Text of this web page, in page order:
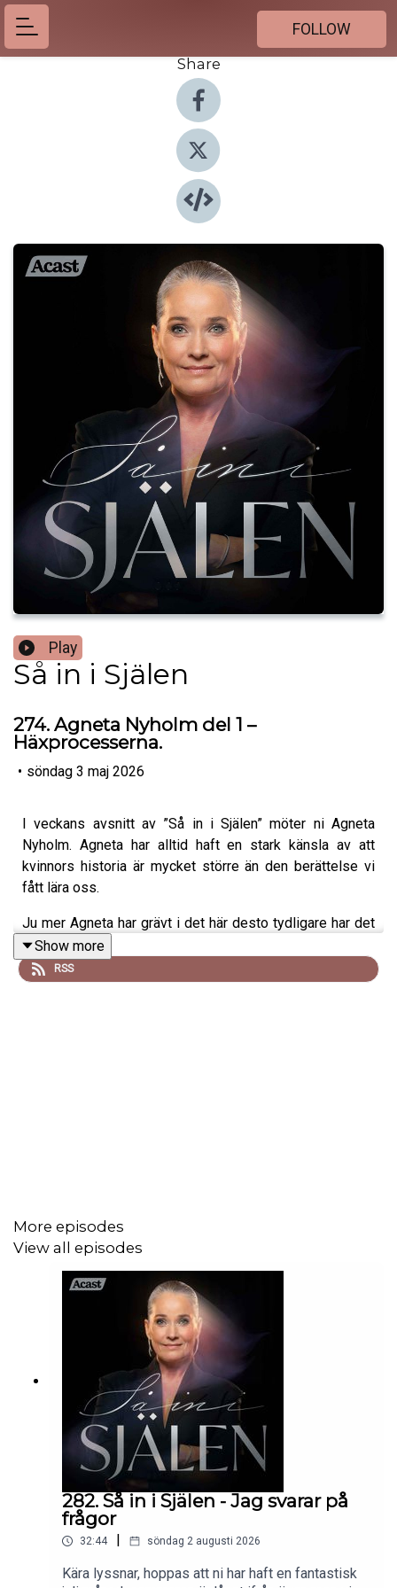
FOLLOW
Share
Play
Så in i Själen
274. Agneta Nyholm del 1 –
Häxprocesserna.
• söndag 3 maj 2026
I veckans avsnitt av ”Så in i Själen” möter ni Agneta
Nyholm. Agneta har alltid haft en stark känsla av att
kvinnors historia är mycket större än den berättelse vi
fått lära oss.
Ju mer Agneta har grävt i det här desto tydligare har det
blivit för henne att det finns ett mönster: en kultur och en
världsbild där det feminina haft en central roll, men där
minnet av detta brutits sönder genom religionsskiftet
drivs av ett citat ”den som inte kan sin historia är dömd
att upprepa den”… Varmt välkomna till ”Så in i Själen”
info@sofiainstitutet.se-www.sofiainstitutet.se
Få reklamfria avsnitt tidigare på Supercast:
https://sainisjalen.supercast.com
Producerat av Silverdrake Förlag
www.silverdrakeforlag.se
Show more
RSS
More episodes
View all episodes
282. Så in i Själen - Jag svarar på
frågor
32:44 söndag 2 augusti 2026
Kära lyssnar, hoppas att ni har haft en fantastisk